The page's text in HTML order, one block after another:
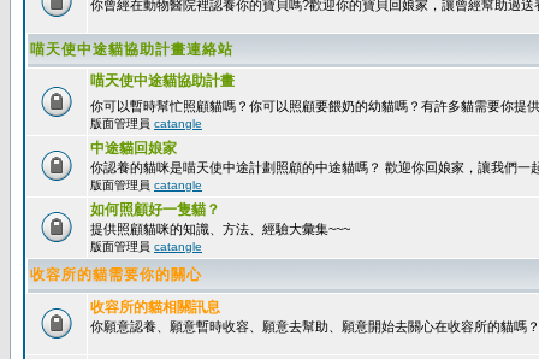
你曾經在動物醫院裡認養你的寶貝嗎?歡迎你的寶貝回娘家，讓曾經幫助過
喵天使中途貓協助計畫連絡站
喵天使中途貓協助計畫
你可以暫時幫忙照顧貓嗎？你可以照顧要餵奶的幼貓嗎？有許多貓需要你提
版面管理員 catangle
中途貓回娘家
你認養的貓咪是喵天使中途計劃照顧的中途貓嗎？ 歡迎你回娘家，讓我們一
版面管理員 catangle
如何照顧好一隻貓？
提供照顧貓咪的知識、方法、經驗大彙集~~~
版面管理員 catangle
收容所的貓需要你的關心
收容所的貓相關訊息
你願意認養、願意暫時收容、願意去幫助、願意開始去關心在收容所的貓嗎？